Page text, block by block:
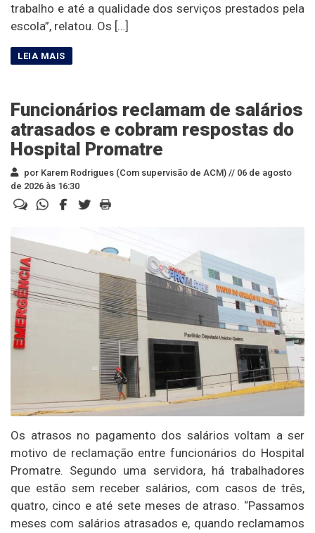
trabalho e até a qualidade dos serviços prestados pela
escola”, relatou. Os […]
Funcionários reclamam de salários
atrasados e cobram respostas do
Hospital Promatre
por Karem Rodrigues (Com supervisão de ACM) // 06 de agosto
de 2026 às 16:30
Os atrasos no pagamento dos salários voltam a ser
motivo de reclamação entre funcionários do Hospital
Promatre. Segundo uma servidora, há trabalhadores
que estão sem receber salários, com casos de três,
quatro, cinco e até sete meses de atraso. “Passamos
meses com salários atrasados e, quando reclamamos